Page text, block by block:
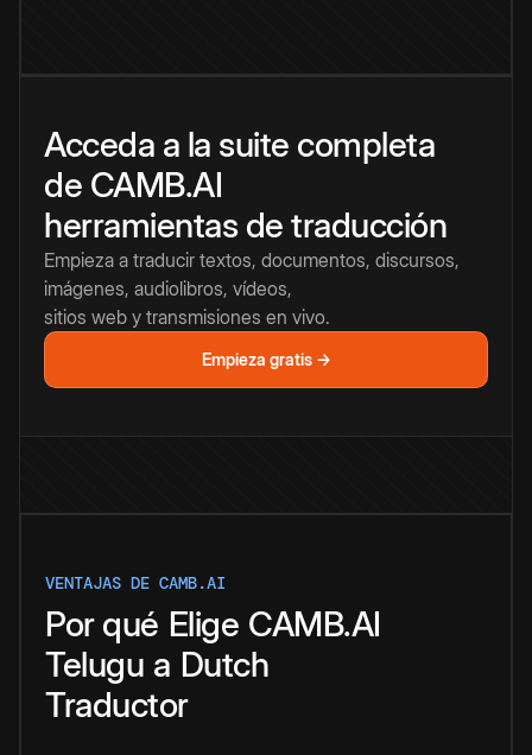
Acceda a la suite completa
de CAMB.AI
herramientas de traducción
Empieza a traducir textos, documentos, discursos,
imágenes, audiolibros, vídeos,
sitios web y transmisiones en vivo.
Empieza gratis →
VENTAJAS DE CAMB.AI
Por qué Elige CAMB.AI
Telugu a Dutch
Traductor